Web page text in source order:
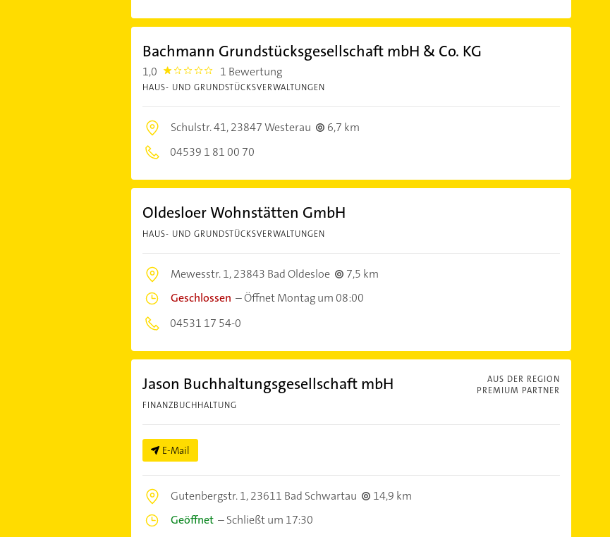
Bachmann Grundstücksgesellschaft mbH & Co. KG
1,0 1.0 1 Bewertung
HAUS- UND GRUNDSTÜCKSVERWALTUNGEN
Schulstr. 41,23847 Westerau
6,7 km
04539 1 81 00 70
Oldesloer Wohnstätten GmbH
HAUS- UND GRUNDSTÜCKSVERWALTUNGEN
Mewesstr. 1,23843 Bad Oldesloe
7,5 km
Geschlossen –Öffnet Montag um 08:00
04531 17 54-0
AUS DER REGION
PREMIUM PARTNER
Jason Buchhaltungsgesellschaft mbH
FINANZBUCHHALTUNG
E-Mail
Gutenbergstr. 1,23611 Bad Schwartau
14,9 km
Geöffnet–Schließt um 17:30